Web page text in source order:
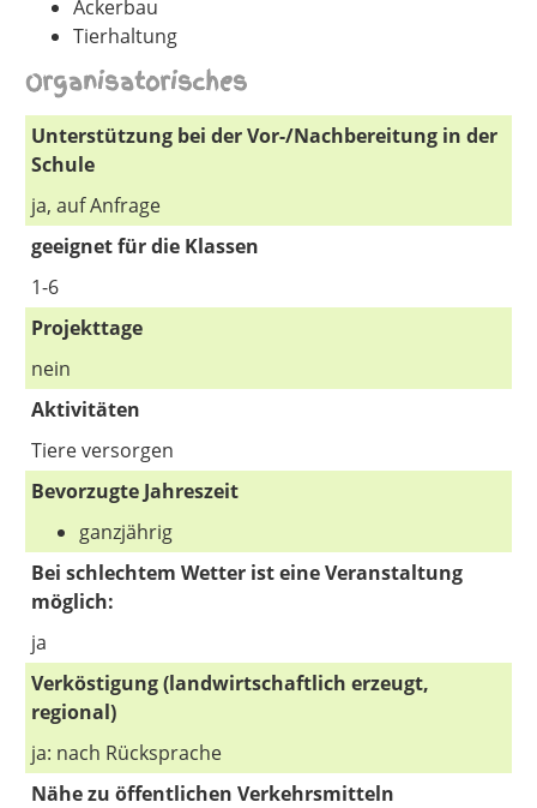
Ackerbau
Tierhaltung
Organisatorisches
Unterstützung bei der Vor-/Nachbereitung in der
Schule
ja, auf Anfrage
geeignet für die Klassen
1-6
Projekttage
nein
Aktivitäten
Tiere versorgen
Bevorzugte Jahreszeit
ganzjährig
Bei schlechtem Wetter ist eine Veranstaltung
möglich:
ja
Verköstigung (landwirtschaftlich erzeugt,
regional)
ja: nach Rücksprache
Nähe zu öffentlichen Verkehrsmitteln